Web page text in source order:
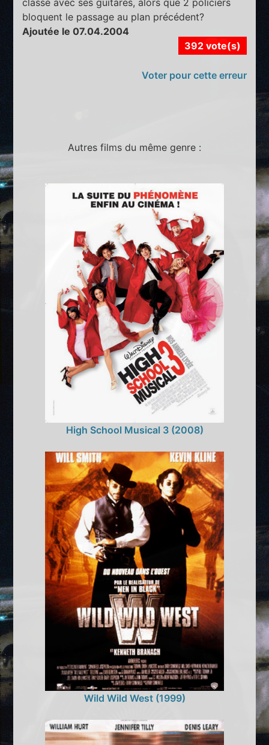
bloquent le passage au plan précédent?
Ajoutée le 07.04.2004
392 vote(s)
Voter pour cette erreur
Autres films du même genre :
High School Musical 3 (2008)
Wild Wild West (1999)